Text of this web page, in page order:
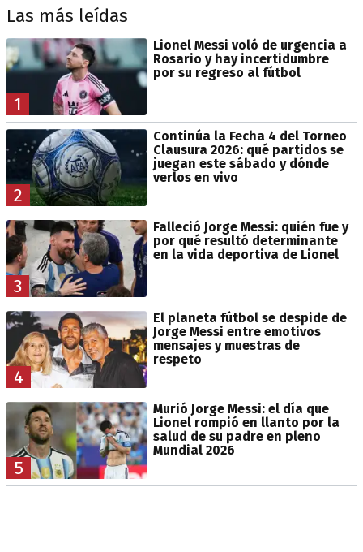
Las más leídas
1
Lionel Messi voló de urgencia a
Rosario y hay incertidumbre
por su regreso al fútbol
2
Continúa la Fecha 4 del Torneo
Clausura 2026: qué partidos se
juegan este sábado y dónde
verlos en vivo
3
Falleció Jorge Messi: quién fue y
por qué resultó determinante
en la vida deportiva de Lionel
4
El planeta fútbol se despide de
Jorge Messi entre emotivos
mensajes y muestras de
respeto
5
Murió Jorge Messi: el día que
Lionel rompió en llanto por la
salud de su padre en pleno
Mundial 2026